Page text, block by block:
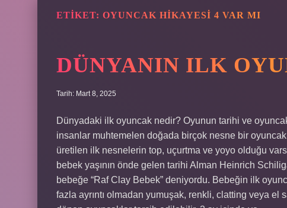
ETIKET: OYUNCAK HIKAYESI 4 VAR MI
DÜNYANIN ILK
Tarih: Mart 8, 2025
Dünyadaki ilk oyuncak nedir? Oyunun tarihi ve
insanlar muhtemelen doğada birçok nesne bir
üretilen ilk nesnelerin top, uçurtma ve yoyo olduğu
bebek yaşının önde gelen tarihi Alman Heinrich
bebeğe “Raf Clay Bebek” deniyordu. Bebeğin ilk
fazla ayrıntı olmadan yumuşak, renkli, clatting veya